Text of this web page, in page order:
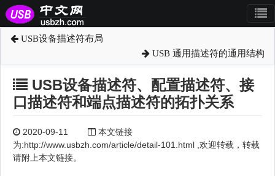
USB设备描述符布局
USB 通用描述符的通用结构
USB设备描述符、配置描述符、接
口描述符和端点描述符的拓扑关系
2020-09-11
本文链接
为:http://www.usbzh.com/article/detail-101.html ,欢迎转载，转载
请附上本文链接。